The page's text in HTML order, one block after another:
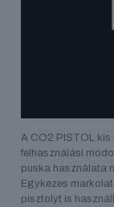
A CO2 PISTOL kis
felhasználási
puska használata
Egykezes
pisztolyt is